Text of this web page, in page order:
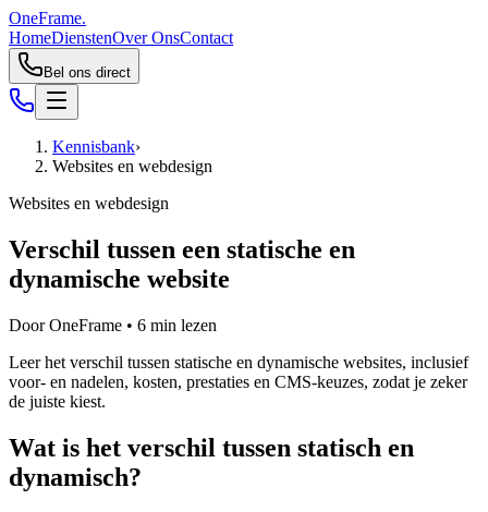
OneFrame.
HomeDienstenOver OnsContact
Bel ons direct
Kennisbank›
Websites en webdesign
Websites en webdesign
Verschil tussen een statische en
dynamische website
DoorOneFrame • 6 min lezen
Leer het verschil tussen statische en dynamische websites, inclusief
voor- en nadelen, kosten, prestaties en CMS-keuzes, zodat je zeker
de juiste kiest.
Wat is het verschil tussen statisch en
dynamisch?